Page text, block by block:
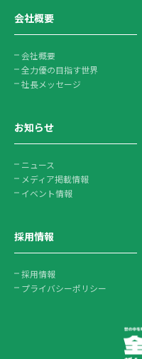
会社概要
会社概要
全力優の目指す世界
社長メッセージ
お知らせ
ニュース
メディア掲載情報
イベント情報
採用情報
採用情報
プライバシーポリシー